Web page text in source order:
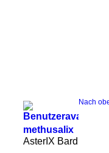
Nach
methusalix
AsterIX Bard